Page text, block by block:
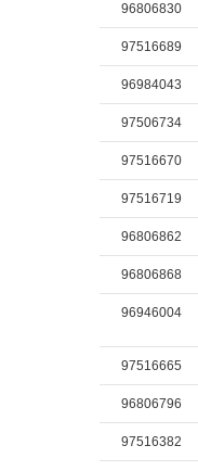
96806830
97516689
96984043
97506734
97516670
97516719
96806862
96806868
96946004
97516665
96806796
97516382